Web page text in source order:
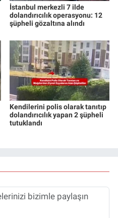
İstanbul merkezli 7 ilde
dolandırıcılık operasyonu: 12
şüpheli gözaltına alındı
Kendilerini polis olarak tanıtıp
dolandırıcılık yapan 2 şüpheli
tutuklandı